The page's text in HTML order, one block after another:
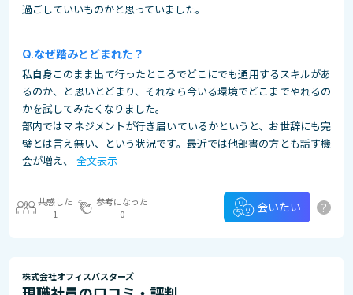
過ごしていいものかと思っていました。
なぜ踏みとどまれた？
私自身このまま出て行ったところでどこにでも通用するスキルがあ
るのか、と思いとどまり、それなら今いる環境でどこまでやれるの
かを試してみたくなりました。
部内ではマネジメントが行き届いているかというと、お世辞にも完
璧とは言え無い、という状況です。最近では他部書の方とも話す機
会が増え、
全文表示
共感した
1
参考になった
0
会いたい ?
株式会社オフィスバスターズ